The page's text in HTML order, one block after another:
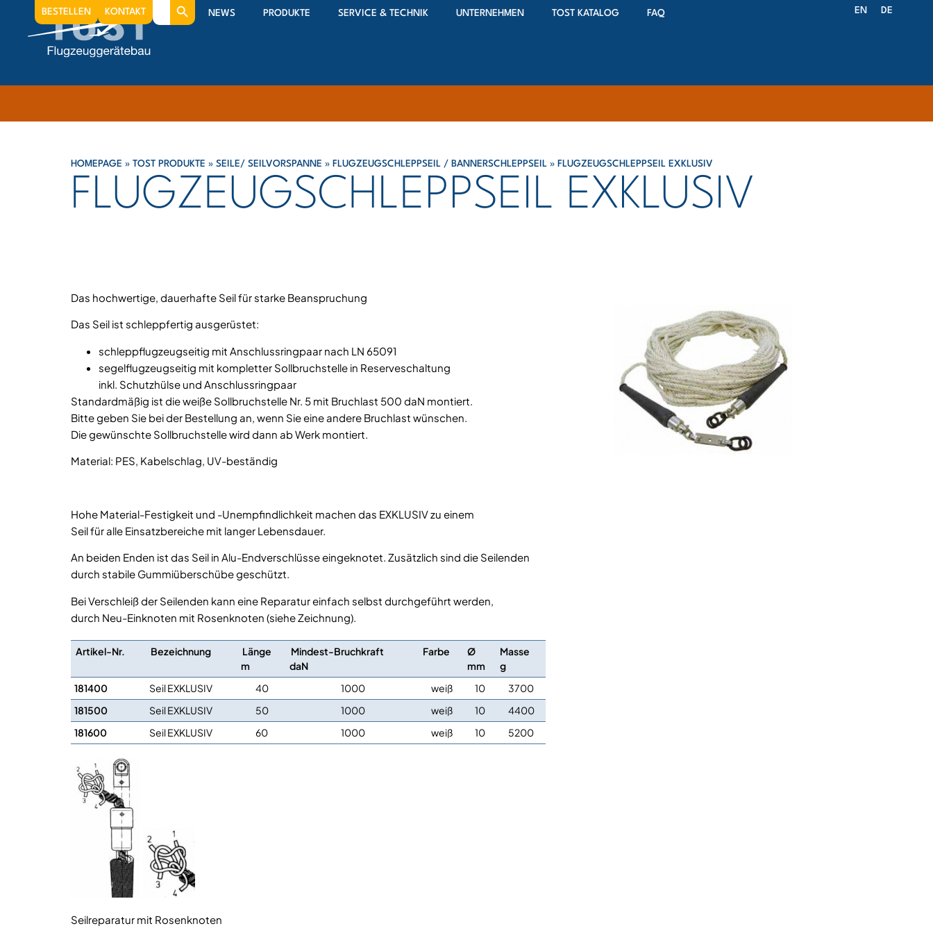
NEWS PRODUKTE SERVICE & TECHNIK UNTERNEHMEN TOST KATALOG FAQ
BESTELLEN KONTAKT
Search
for:
EN DE
HOMEPAGE » TOST PRODUKTE » SEILE/ SEILVORSPANNE » FLUGZEUGSCHLEPPSEIL / BANNERSCHLEPPSEIL » FLUGZEUGSCHLEPPSEIL EXKLUSIV
FLUGZEUGSCHLEPPSEIL EXKLUSIV
Das hochwertige, dauerhafte Seil für starke Beanspruchung
Das Seil ist schleppfertig ausgerüstet:
schleppflugzeugseitig mit Anschlussringpaar nach LN 65091
segelflugzeugseitig mit kompletter Sollbruchstelle in Reserveschaltung
inkl. Schutzhülse und Anschlussringpaar
Standardmäßig ist die weiße Sollbruchstelle Nr. 5 mit Bruchlast 500 daN montiert.
Bitte geben Sie bei der Bestellung an, wenn Sie eine andere Bruchlast wünschen.
Die gewünschte Sollbruchstelle wird dann ab Werk montiert.
Material: PES, Kabelschlag, UV-beständig
Hohe Material-Festigkeit und -Unempfindlichkeit machen das EXKLUSIV zu einem
Seil für alle Einsatzbereiche mit langer Lebensdauer.
An beiden Enden ist das Seil in Alu-Endverschlüsse eingeknotet. Zusätzlich sind die Seilenden
durch stabile Gummiüberschübe geschützt.
Bei Verschleiß der Seilenden kann eine Reparatur einfach selbst durchgeführt werden,
durch Neu-Einknoten mit Rosenknoten (siehe Zeichnung).
Artikel-Nr. Bezeichnung
Länge
m
Mindest-Bruchkraft
daN
Farbe
Ø
mm
Masse
g
181400
Seil EXKLUSIV 40 1000 weiß 10
3700
181500
Seil EXKLUSIV 50 1000 weiß 10
4400
181600
Seil EXKLUSIV 60 1000 weiß 10 5200
Seilreparatur mit Rosenknoten